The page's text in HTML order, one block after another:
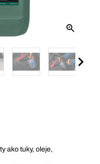
ako tuky, oleje,